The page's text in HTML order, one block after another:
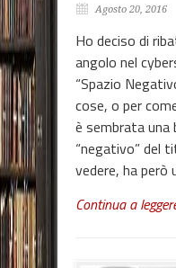
Agosto 20, 2016
Ho deciso di
angolo nel
“Spazio
cose, o per
è sembrata una
“negativo” del
vedere, ha però
Continua a